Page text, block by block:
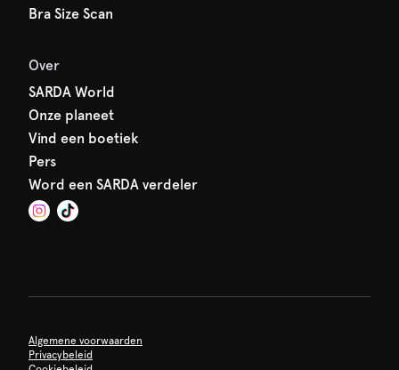
Bra Size Scan
Over
SARDA World
Onze planeet
Vind een boetiek
Pers
Word een SARDA verdeler
Algemene voorwaarden
Privacybeleid